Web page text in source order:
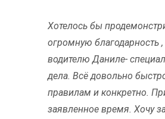
Хотелось бы
огромную благодарность ,
водителю Даниле-
дела. Всё довольно
правилам и конкретно.
заявленное время. Хочу